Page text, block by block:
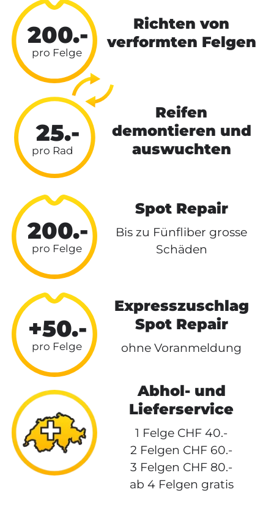
200.-
Richten von
verformten Felgen
25.-
Reifen
demontieren und
auswuchten
200.-
Spot Repair
Bis zu Fünfliber grosse
Schäden
+50.-
Expresszuschlag
Spot Repair
ohne Voranmeldung
Abhol- und
Lieferservice
1 Felge CHF 40.-
2 Felgen CHF 60.-
3 Felgen CHF 80.-
ab 4 Felgen gratis